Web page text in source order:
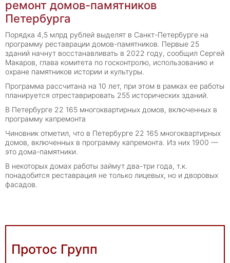
ремонт домов-памятников
Петербурга
Порядка 4,5 млрд рублей выделят в Санкт-Петербурге на
программу реставрации домов-памятников. Первые 25
зданий начнут восстанавливать в 2022 году, сообщил Сергей
Макаров, глава комитета по госконтролю, использованию и
охране памятников истории и культуры.
Программа рассчитана на 10 лет, при этом в рамках ее работы
планируется отреставрировать 255 исторических зданий.
В Петербурге 22 165 многоквартирных домов, включенных в
программу капремонта
Чиновник отметил, что в Петербурге 22 165 многоквартирных
домов, включенных в программу капремонта. Из них 1900 —
это дома-памятники.
В некоторых домах работы займут два-три года, т.к.
понадобится реставрация не только лицевых, но и дворовых
фасадов.
Протос Групп